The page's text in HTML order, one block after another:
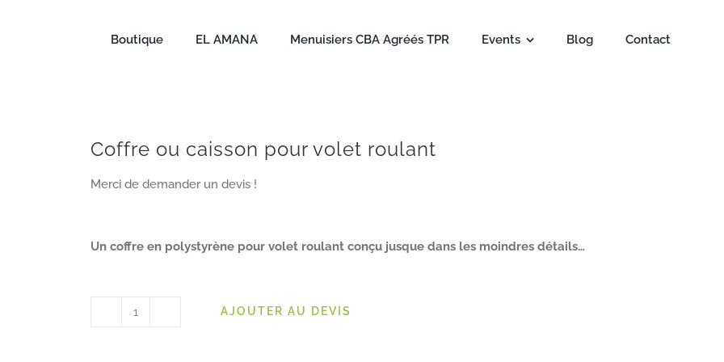
Boutique EL AMANA Menuisiers CBA Agréés TPR Events Blog Contact
Coffre ou caisson pour volet roulant
Merci de demander un devis !
Un coffre en polystyrène pour volet roulant conçu jusque dans les moindres détails…
AJOUTER AU DEVIS